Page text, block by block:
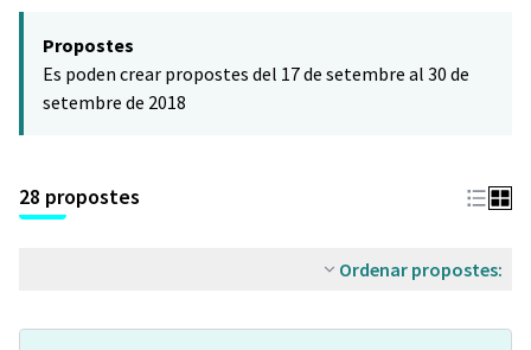
−
Propostes
Es poden crear propostes del 17 de setembre al 30 de
setembre de 2018
28 propostes
Ordenar propostes: